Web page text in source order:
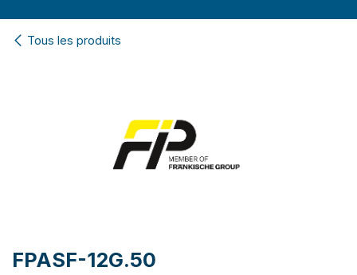
Tous les produits
FPASF-12G.50